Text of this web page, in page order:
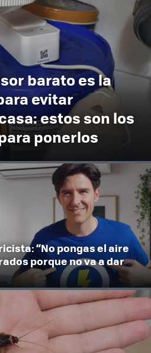
barato es la
evitar
estos son los
ponerlos
“No pongas el aire
porque no va a dar